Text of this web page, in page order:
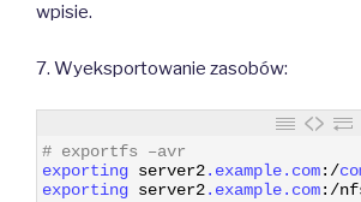
wpisie.
7. Wyeksportowanie zasobów:
# exportfs –avr
exporting server2.example.com: /
exporting server2.example.com: /